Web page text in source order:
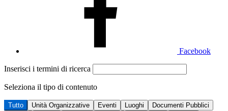
Facebook
Inserisci i termini di ricerca
Seleziona il tipo di contenuto
Tutto Unità Organizzative Eventi Luoghi
Documenti Pubblici